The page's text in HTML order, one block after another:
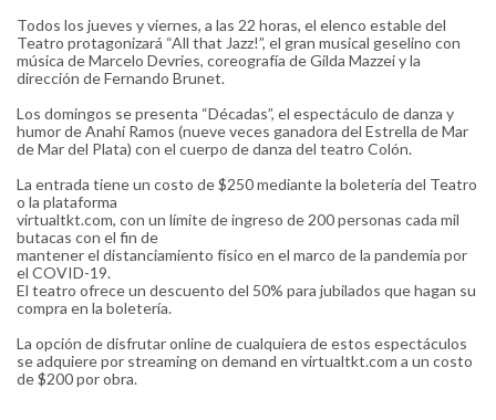
Todos los jueves y viernes, a las 22 horas, el elenco estable del
Teatro protagonizará “All that Jazz!”, el gran musical geselino con
música de Marcelo Devries, coreografía de Gilda Mazzei y la
dirección de Fernando Brunet.
Los domingos se presenta “Décadas”, el espectáculo de danza y
humor de Anahí Ramos (nueve veces ganadora del Estrella de Mar
de Mar del Plata) con el cuerpo de danza del teatro Colón.
La entrada tiene un costo de $250 mediante la boletería del Teatro
o la plataforma
virtualtkt.com, con un límite de ingreso de 200 personas cada mil
butacas con el fin de
mantener el distanciamiento físico en el marco de la pandemia por
el COVID-19.
El teatro ofrece un descuento del 50% para jubilados que hagan su
compra en la boletería.
La opción de disfrutar online de cualquiera de estos espectáculos
se adquiere por streaming on demand en virtualtkt.com a un costo
de $200 por obra.